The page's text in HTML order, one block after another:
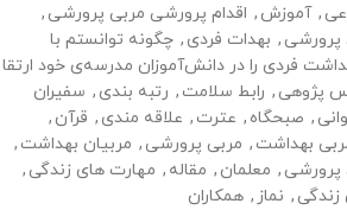
, آموزش , اقدام پرورشی مربی پرورشی ,
پرورشی , بهدات فردی , چگونه توانستم با
فردی را در دانش‌آموزان مدرسه‌ی خود ارتقا
پژوهی , رابط سلامت , رتبه بندی , سفیران
, صبحگاه , عترت , علاقه مندی , قرآن ,
بهداشت , مربی پرورشی , مربیان بهداشت ,
پرورشی , معلمان , مقاله , مهارت های زندگی ,
زندگی , نماز , همکاران